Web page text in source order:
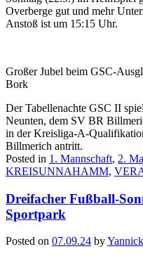
Overberge gut und mehr
Anstoß ist um 15:15 Uhr.
Großer Jubel beim GSC-
Bork
Der Tabellenachte GSC II
Neunten, dem SV BR
in der Kreisliga-A-
Billmerich antritt.
Posted in 1. Mannschaft, 2.
KREISUNNAHAMM,
Dreifacher Fußball-
Sportpark
Posted on 07.09.24 byYannick